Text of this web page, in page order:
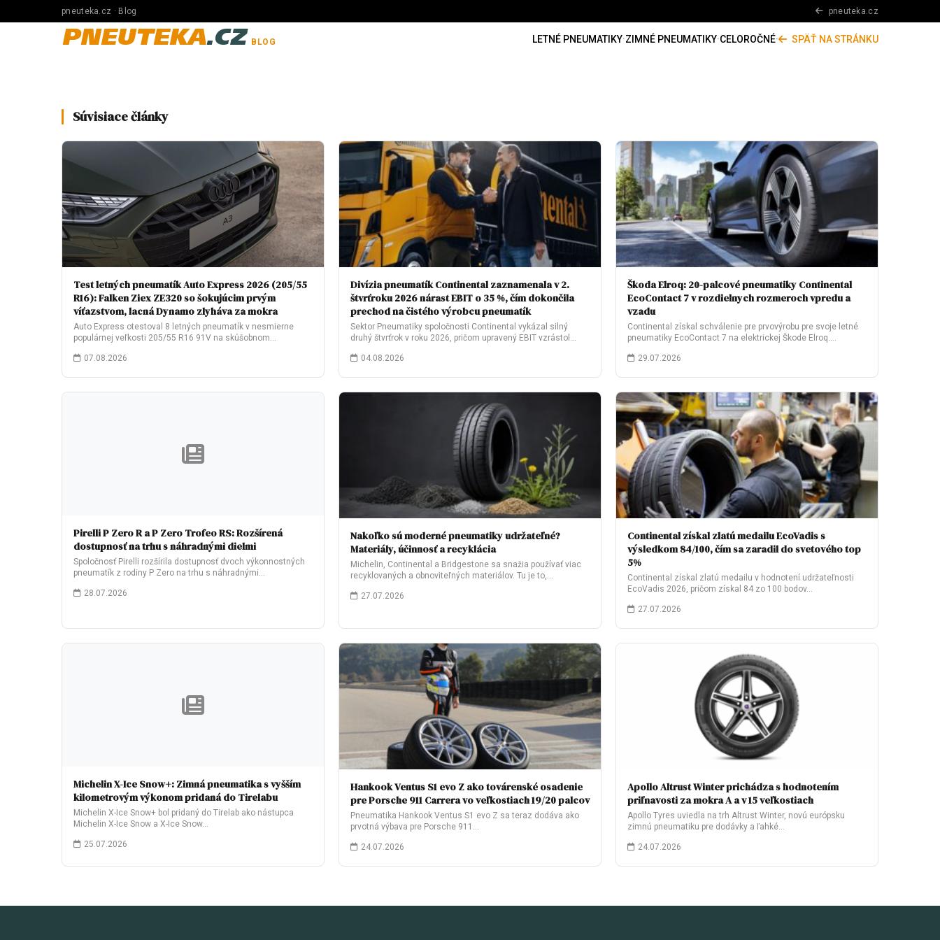
pneuteka.cz · Blog pneuteka.cz
PNEUTEKA.CZ BLOG LETNÉ PNEUMATIKY·ZIMNÉ PNEUMATIKY·CELOROČNÉ· SPÄŤ NA STRÁNKU
Súvisiace články
Test letných pneumatík Auto Express 2026 (205/55
R16): Falken Ziex ZE320 so šokujúcim prvým
víťazstvom, lacná Dynamo zlyháva za mokra
Auto Express otestoval 8 letných pneumatík v nesmierne
populárnej veľkosti 205/55 R16 91V na skúšobnom…
07.08.2026
Divízia pneumatík Continental zaznamenala v 2.
štvrťroku 2026 nárast EBIT o 35 %, čím dokončila
prechod na čistého výrobcu pneumatík
Sektor Pneumatiky spoločnosti Continental vykázal silný
druhý štvrťrok v roku 2026, pričom upravený EBIT vzrástol…
04.08.2026
Škoda Elroq: 20-palcové pneumatiky Continental
EcoContact 7 v rozdielnych rozmeroch vpredu a
vzadu
Continental získal schválenie pre prvovýrobu pre svoje letné
pneumatiky EcoContact 7 na elektrickej Škode Elroq.…
29.07.2026
Pirelli P Zero R a P Zero Trofeo RS: Rozšírená
dostupnosť na trhu s náhradnými dielmi
Spoločnosť Pirelli rozšírila dostupnosť dvoch výkonnostných
pneumatík z rodiny P Zero na trhu s náhradnými…
28.07.2026
Nakoľko sú moderné pneumatiky udržateľné?
Materiály, účinnosť a recyklácia
Michelin, Continental a Bridgestone sa snažia používať viac
recyklovaných a obnoviteľných materiálov. Tu je to,…
27.07.2026
Continental získal zlatú medailu EcoVadis s
výsledkom 84/100, čím sa zaradil do svetového top
5%
Continental získal zlatú medailu v hodnotení udržateľnosti
EcoVadis 2026, pričom získal 84 zo 100 bodov…
27.07.2026
Michelin X-Ice Snow+: Zimná pneumatika s vyšším
kilometrovým výkonom pridaná do Tirelabu
Michelin X-Ice Snow+ bol pridaný do Tirelab ako nástupca
Michelin X-Ice Snow a X-Ice Snow…
25.07.2026
Hankook Ventus S1 evo Z ako továrenské osadenie
pre Porsche 911 Carrera vo veľkostiach 19/20 palcov
Pneumatika Hankook Ventus S1 evo Z sa teraz dodáva ako
prvotná výbava pre Porsche 911…
24.07.2026
Apollo Altrust Winter prichádza s hodnotením
priľnavosti za mokra A a v 15 veľkostiach
Apollo Tyres uviedla na trh Altrust Winter, novú európsku
zimnú pneumatiku pre dodávky a ľahké…
24.07.2026